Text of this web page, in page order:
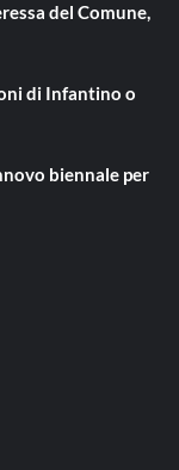
del Comune,
di Infantino o
biennale per